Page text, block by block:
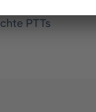
PTTs